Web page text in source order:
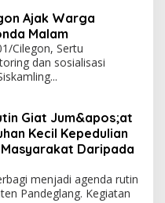
Ajak Warga
Malam
Cilegon, Sertu
dan sosialisasi
Giat Jum&apos;at
Kecil Kepedulian
Daripada
menjadi agenda rutin
Pandeglang. Kegiatan